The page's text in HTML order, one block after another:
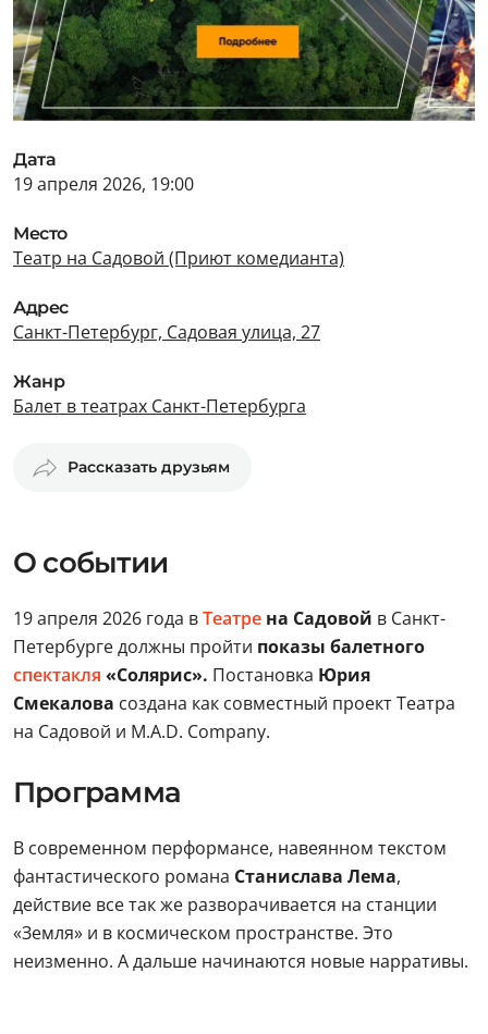
Дата
19 апреля 2026, 19:00
Место
Театр на Садовой (Приют комедианта)
Адрес
Санкт-Петербург, Садовая улица, 27
Жанр
Балет в театрах Санкт-Петербурга
Рассказать друзьям
О событии
19 апреля 2026 года вТеатре на Садовой в Санкт-
Петербурге должны пройти показы балетного
спектакля «Солярис». Постановка Юрия
Смекалова создана как совместный проект Театра
на Садовой и M.A.D. Company.
Программа
В современном перформансе, навеянном текстом
фантастического романа Станислава Лема,
действие все так же разворачивается на станции
«Земля» и в космическом пространстве. Это
неизменно. А дальше начинаются новые нарративы.